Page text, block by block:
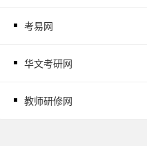
考易网
华文考研网
教师研修网